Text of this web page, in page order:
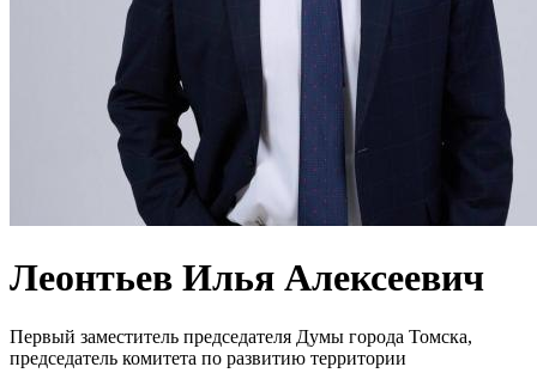
Леонтьев Илья Алексеевич
Первый заместитель председателя Думы города Томска,
председатель комитета по развитию территории